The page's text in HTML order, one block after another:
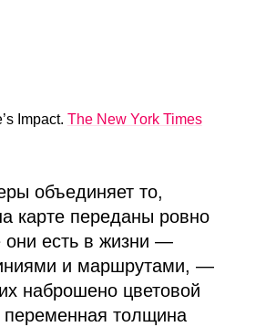
Impact. The New York Times
объединяет то,
карте переданы ровно
они есть в жизни —
и маршрутами, —
наброшено цветовой
переменная толщина